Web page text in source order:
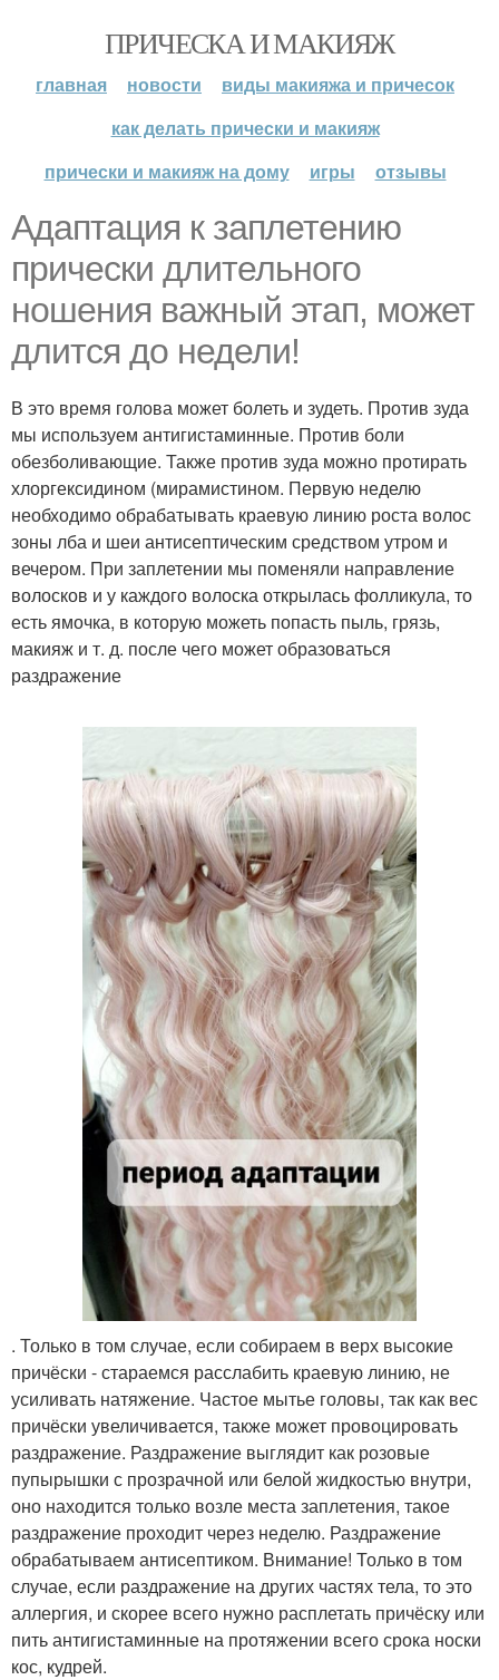
ПРИЧЕСКА И МАКИЯЖ
главная новости
виды макияжа и причесок
как делать прически и макияж
прически и макияж на дому
игры отзывы
Адаптация к заплетению
прически длительного
ношения важный этап, может
длится до недели!
В это время голова может болеть и зудеть. Против зуда
мы используем антигистаминные. Против боли
обезболивающие. Также против зуда можно протирать
хлоргексидином (мирамистином. Первую неделю
необходимо обрабатывать краевую линию роста волос
зоны лба и шеи антисептическим средством утром и
вечером. При заплетении мы поменяли направление
волосков и у каждого волоска открылась фолликула, то
есть ямочка, в которую можеть попасть пыль, грязь,
макияж и т. д. после чего может образоваться
раздражение
. Только в том случае, если собираем в верх высокие
причёски - стараемся расслабить краевую линию, не
усиливать натяжение. Частое мытье головы, так как вес
причёски увеличивается, также может провоцировать
раздражение. Раздражение выглядит как розовые
пупырышки с прозрачной или белой жидкостью внутри,
оно находится только возле места заплетения, такое
раздражение проходит через неделю. Раздражение
обрабатываем антисептиком. Внимание! Только в том
случае, если раздражение на других частях тела, то это
аллергия, и скорее всего нужно расплетать причёску или
пить антигистаминные на протяжении всего срока носки
кос, кудрей.